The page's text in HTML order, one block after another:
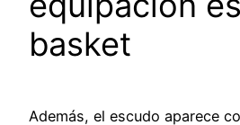
basket
Además, el escudo aparece